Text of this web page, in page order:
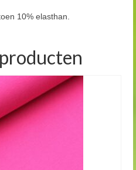
10% elasthan.